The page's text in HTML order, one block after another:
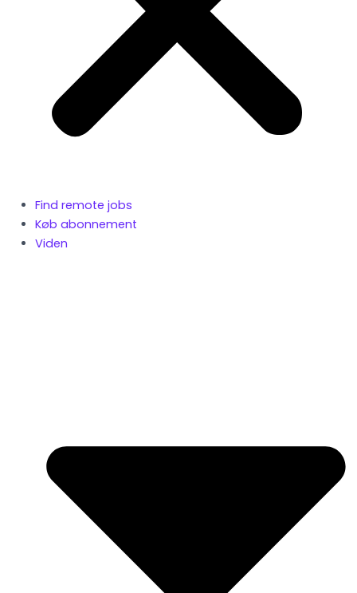
Find remote jobs
Køb abonnement
Viden